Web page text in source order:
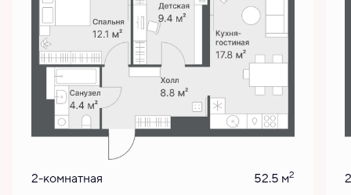
2-комнатная 52.5 м2